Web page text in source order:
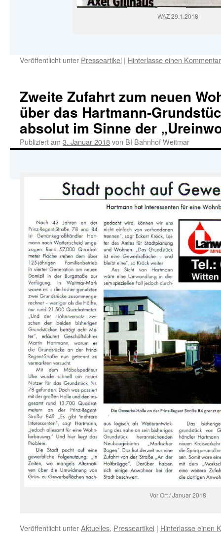
WAZ 29.1.2018
Veröffentlicht unter Presseartikel | Hinterlasse einen Kommentar
Zweite Zufahrt zum neuen
über das Hartmann-
absolut im Sinne der
Publiziert am 3. Januar 2018von BI Bahnhof Weitmar
Vor Ort / Januar 2018
Veröffentlicht unterAktuelles, Presseartikel | Hinterlasse einen